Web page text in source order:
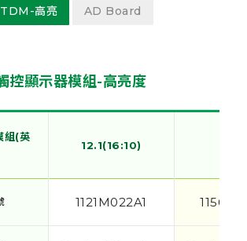
TDM-高亮 AD Board
控顯示器模組-高亮度
組(英
12.1(16:10)
1121M022A1
組(英
組(英
組(英
12.1(16:10)